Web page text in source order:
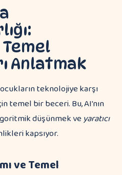
Anlatmak
teknolojiye karşı
temel bir beceri. Bu, AI'nın
düşünmek veyaratıcı
kapsıyor.
ve Temel